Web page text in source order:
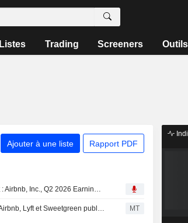
Listes Trading Screeners Outils
Ajouter à une liste Rapport PDF
Transcript : Airbnb, Inc., Q2 2026 Earnings Call, Aug 06, 2026
Instacart, Airbnb, Lyft et Sweetgreen publient leurs résultats : la cloche de clôture MT